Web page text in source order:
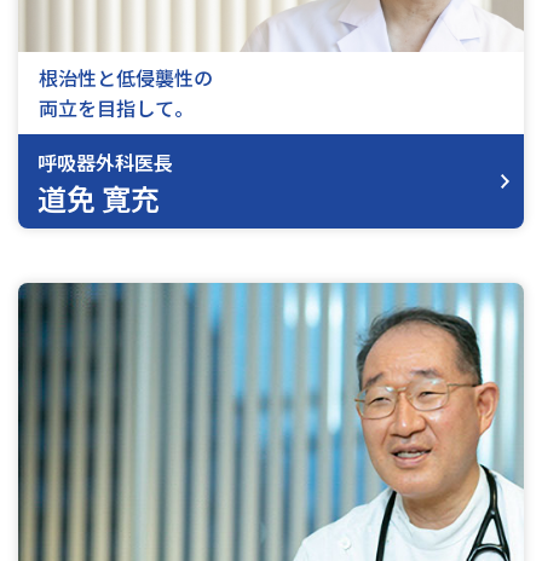
根治性と低侵襲性の
両立を目指して。
呼吸器外科医長
道免 寛充